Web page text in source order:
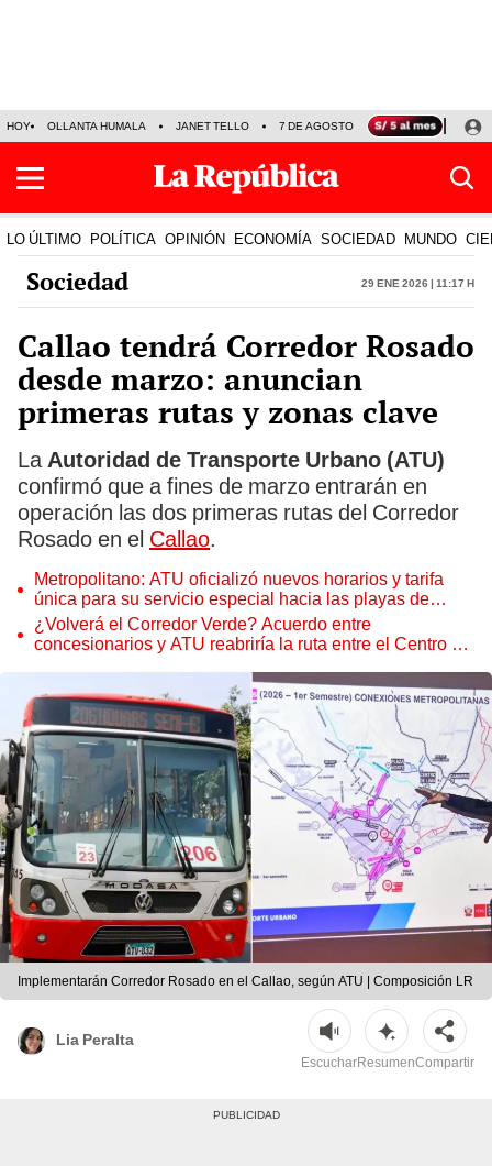
HOY OLLANTA HUMALA JANET TELLO 7 DE AGOSTO TINKA RESULTADOS
LO ÚLTIMO POLÍTICA OPINIÓN ECONOMÍA SOCIEDAD MUNDO
Sociedad 29 Ene 2026 | 11:17 h
Callao tendrá Corredor Rosado
desde marzo: anuncian
primeras rutas y zonas clave
La Autoridad de Transporte Urbano (ATU)
confirmó que a fines de marzo entrarán en
operación las dos primeras rutas del Corredor
Rosado en el Callao.
Metropolitano: ATU oficializó nuevos horarios y tarifa
única para su servicio especial hacia las playas de
Ancón
¿Volverá el Corredor Verde? Acuerdo entre
concesionarios y ATU reabriría la ruta entre el Centro de
Implementarán Corredor Rosado en el Callao, según ATU | Composición LR
Lia Peralta
EscucharResumenCompartir